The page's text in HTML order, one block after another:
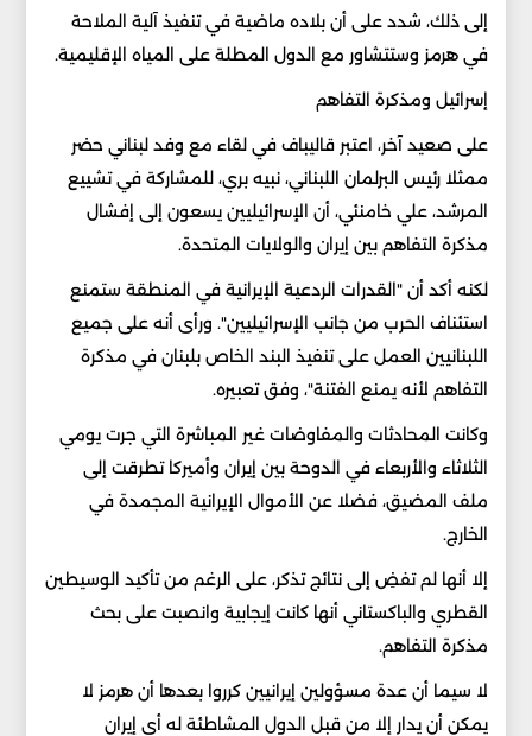
إلى ذلك، شدد على أن بلاده ماضية في تنفيذ آلية الملاحة
في هرمز وستتشاور مع الدول المطلة على المياه الإقليمية.
إسرائيل ومذكرة التفاهم
على صعيد آخر، اعتبر قاليباف في لقاء مع وفد لبناني حضر
ممثلا رئيس البرلمان اللبناني، نبيه بري، للمشاركة في تشييع
المرشد، علي خامنئي، أن الإسرائيليين يسعون إلى إفشال
مذكرة التفاهم بين إيران والولايات المتحدة.
لكنه أكد أن "القدرات الردعية الإيرانية في المنطقة ستمنع
استئناف الحرب من جانب الإسرائيليين". ورأى أنه على جميع
اللبنانيين العمل على تنفيذ البند الخاص بلبنان في مذكرة
التفاهم لأنه يمنع الفتنة"، وفق تعبيره.
وكانت المحادثات والمفاوضات غير المباشرة التي جرت يومي
الثلاثاء والأربعاء في الدوحة بين إيران وأميركا تطرقت إلى
ملف المضيق، فضلا عن الأموال الإيرانية المجمدة في
الخارج.
إلا أنها لم تفضِ إلى نتائج تذكر، على الرغم من تأكيد الوسيطين
القطري والباكستاني أنها كانت إيجابية وانصبت على بحث
مذكرة التفاهم.
لا سيما أن عدة مسؤولين إيرانيين كرروا بعدها أن هرمز لا
يمكن أن يدار إلا من قبل الدول المشاطئة له أي إيران